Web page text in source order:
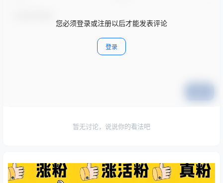
您必须登录或注册以后才能发表评论
登录
暂无讨论，说说你的看法吧